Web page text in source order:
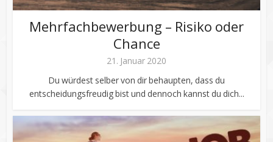
Mehrfachbewerbung – Risiko oder
Chance
21. Januar 2020
Du würdest selber von dir behaupten, dass du
entscheidungsfreudig bist und dennoch kannst du dich...